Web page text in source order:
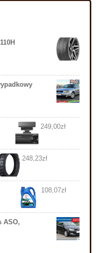
249,00zł
248,23zł
108,07zł
ASO,